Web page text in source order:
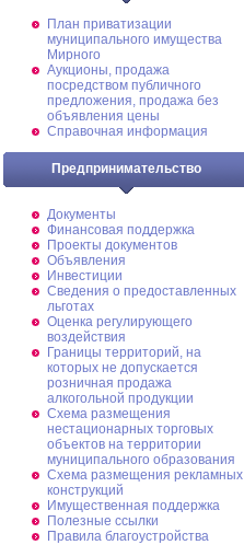
План приватизации
муниципального имущества
Мирного
Аукционы, продажа
посредством публичного
предложения, продажа без
объявления цены
Справочная информация
Предпринимательство
Документы
Финансовая поддержка
Проекты документов
Объявления
Инвестиции
Сведения о предоставленных
льготах
Оценка регулирующего
воздействия
Границы территорий, на
которых не допускается
розничная продажа
алкогольной продукции
Схема размещения
нестационарных торговых
объектов на территории
муниципального образования
Схема размещения рекламных
конструкций
Имущественная поддержка
Полезные ссылки
Правила благоустройства